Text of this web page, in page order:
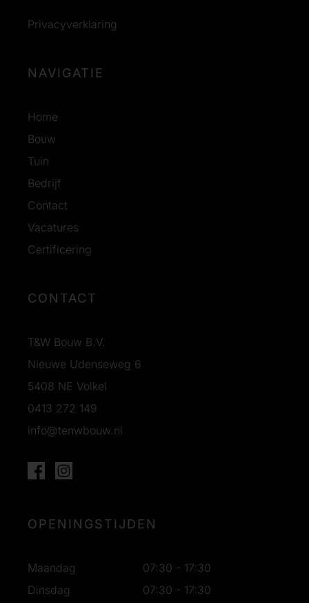
Privacyverklaring
NAVIGATIE
Home
Bouw
Tuin
Bedrijf
Contact
Vacatures
Certificering
CONTACT
T&W Bouw B.V.
Nieuwe Udenseweg 6
5408 NE Volkel
0413 272 149
info@tenwbouw.nl
OPENINGSTIJDEN
Maandag
07:30 - 17:30
Dinsdag
07:30 - 17:30